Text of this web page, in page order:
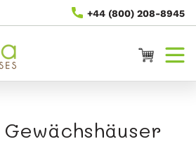
+44 (800) 208-8945
Warenkorb
Gewächshäuser